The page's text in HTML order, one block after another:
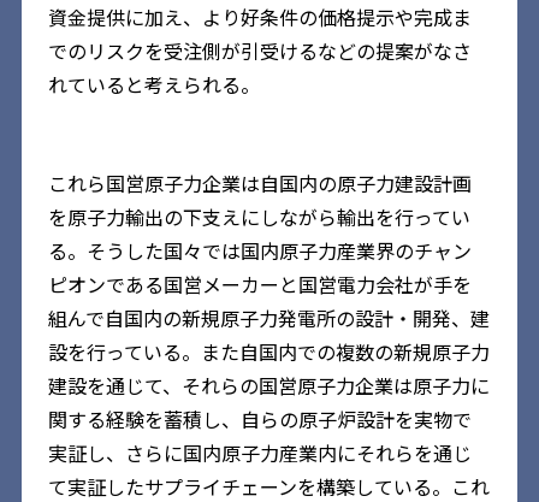
資金提供に加え、より好条件の価格提示や完成ま
でのリスクを受注側が引受けるなどの提案がなさ
れていると考えられる。
これら国営原子力企業は自国内の原子力建設計画
を原子力輸出の下支えにしながら輸出を行ってい
る。そうした国々では国内原子力産業界のチャン
ピオンである国営メーカーと国営電力会社が手を
組んで自国内の新規原子力発電所の設計・開発、建
設を行っている。また自国内での複数の新規原子力
建設を通じて、それらの国営原子力企業は原子力に
関する経験を蓄積し、自らの原子炉設計を実物で
実証し、さらに国内原子力産業内にそれらを通じ
て実証したサプライチェーンを構築している。これ